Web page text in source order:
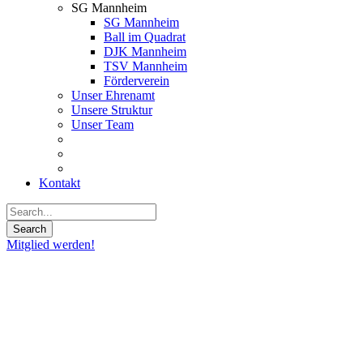
SG Mannheim
SG Mannheim
Ball im Quadrat
DJK Mannheim
TSV Mannheim
Förderverein
Unser Ehrenamt
Unsere Struktur
Unser Team
Kontakt
Mitglied werden!